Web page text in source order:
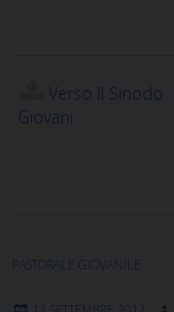
Verso Il Sinodo
Giovani
PASTORALE GIOVANILE